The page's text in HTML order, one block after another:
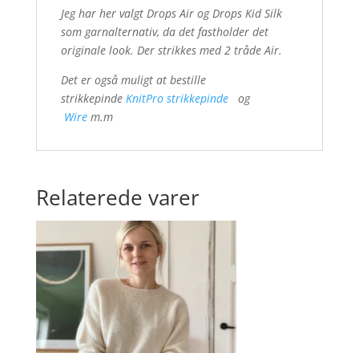
Jeg har her valgt Drops Air og Drops Kid Silk
som garnalternativ, da det fastholder det
originale look. Der strikkes med 2 tråde Air.
Det er også muligt at bestille
strikkepinde KnitPro strikkepindeog
Wire m.m
Relaterede varer